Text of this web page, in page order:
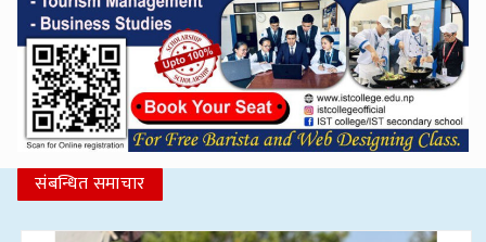
संबन्धित समाचार